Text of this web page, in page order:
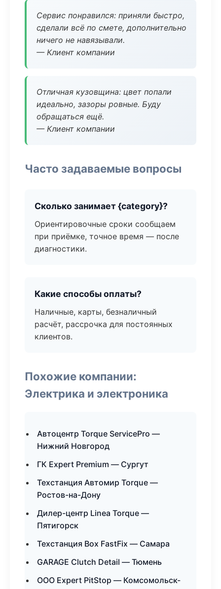
Сервис понравился: приняли быстро,
сделали всё по смете, дополнительно
ничего не навязывали.
— Клиент компании
Отличная кузовщина: цвет попали
идеально, зазоры ровные. Буду
обращаться ещё.
— Клиент компании
Часто задаваемые вопросы
Сколько занимает {category}?
Ориентировочные сроки сообщаем
при приёмке, точное время — после
диагностики.
Какие способы оплаты?
Наличные, карты, безналичный
расчёт, рассрочка для постоянных
клиентов.
Похожие компании:
Электрика и электроника
Автоцентр Torque ServicePro —
Нижний Новгород
ГК Expert Premium — Сургут
Техстанция Автомир Torque —
Ростов-на-Дону
Дилер-центр Linea Torque —
Пятигорск
Техстанция Box FastFix — Самара
GARAGE Clutch Detail — Тюмень
ООО Expert PitStop — Комсомольск-